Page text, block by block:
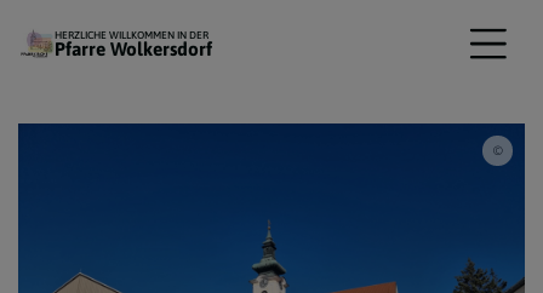
HERZLICHE WILLKOMMEN IN DER
Pfarre Wolkersdorf